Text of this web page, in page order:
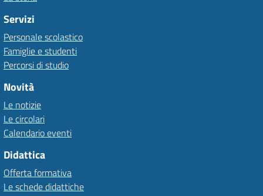
Servizi
Personale scolastico
Famiglie e studenti
Percorsi di studio
Novità
Le notizie
Le circolari
Calendario eventi
Didattica
Offerta formativa
Le schede didattiche